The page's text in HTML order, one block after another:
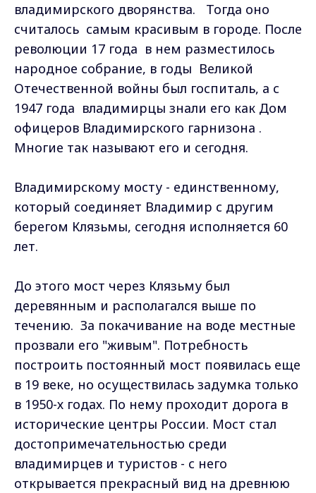
владимирского дворянства. Тогда оно
считалось самым красивым в городе. После
революции 17 года в нем разместилось
народное собрание, в годы Великой
Отечественной войны был госпиталь, а с
1947 года владимирцы знали его как Дом
офицеров Владимирского гарнизона .
Многие так называют его и сегодня.
Владимирскому мосту - единственному,
который соединяет Владимир с другим
берегом Клязьмы, сегодня исполняется 60
лет.
До этого мост через Клязьму был
деревянным и располагался выше по
течению. За покачивание на воде местные
прозвали его "живым". Потребность
построить постоянный мост появилась еще
в 19 веке, но осуществилась задумка только
в 1950-х годах. По нему проходит дорога в
исторические центры России. Мост стал
достопримечательностью среди
владимирцев и туристов - с него
открывается прекрасный вид на древнюю